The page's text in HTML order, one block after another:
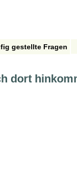
gestellte Fragen
dort